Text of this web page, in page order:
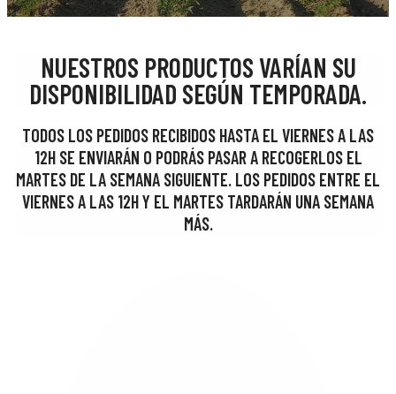
NUESTROS PRODUCTOS VARÍAN SU
DISPONIBILIDAD SEGÚN TEMPORADA.
TODOS LOS PEDIDOS RECIBIDOS HASTA EL VIERNES A LAS
12H SE ENVIARÁN O PODRÁS PASAR A RECOGERLOS EL
MARTES DE LA SEMANA SIGUIENTE. LOS PEDIDOS ENTRE EL
VIERNES A LAS 12H Y EL MARTES TARDARÁN UNA SEMANA
MÁS.